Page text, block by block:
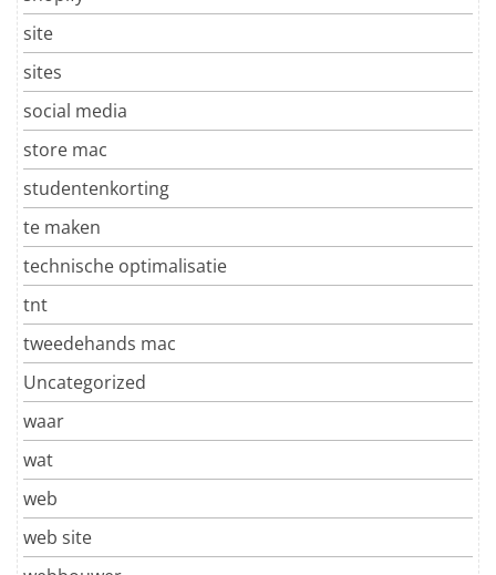
site
sites
social media
store mac
studentenkorting
te maken
technische optimalisatie
tnt
tweedehands mac
Uncategorized
waar
wat
web
web site